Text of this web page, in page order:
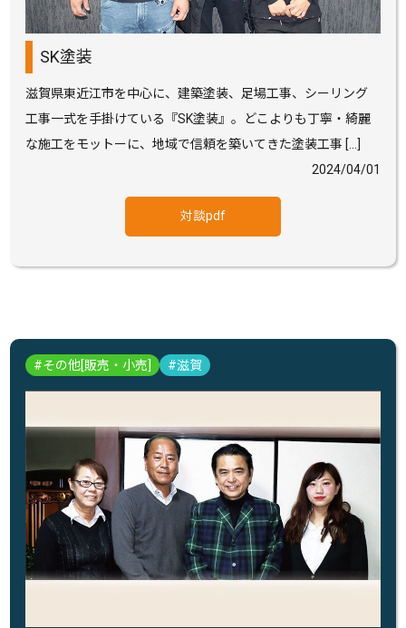
SK塗装
滋賀県東近江市を中心に、建築塗装、足場工事、シーリング
工事一式を手掛けている『SK塗装』。どこよりも丁寧・綺麗
な施工をモットーに、地域で信頼を築いてきた塗装工事 […]
2024/04/01
対談pdf
その他[販売・小売] 滋賀